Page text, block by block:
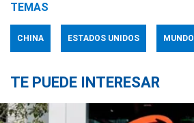
TEMAS
CHINA ESTADOS UNIDOS MUNDO
TE PUEDE INTERESAR